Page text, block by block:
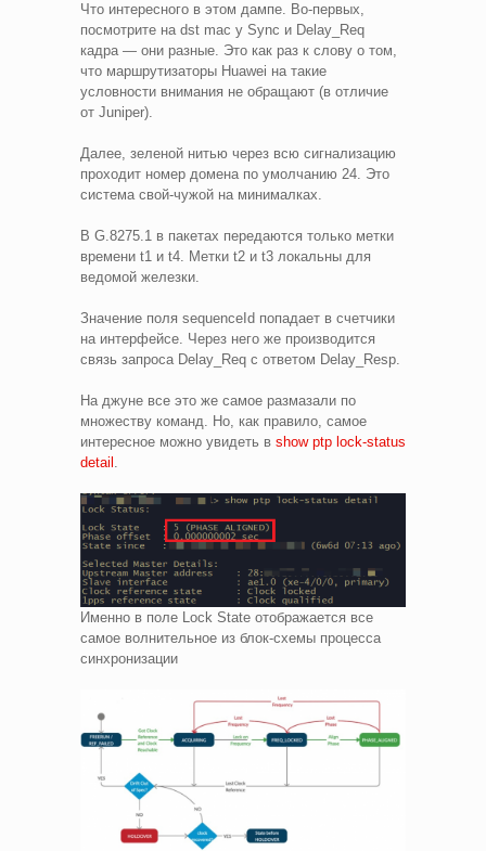
Что интересного в этом дампе. Во-первых,
посмотрите на dst mac у Sync и Delay_Req
кадра — они разные. Это как раз к слову о том,
что маршрутизаторы Huawei на такие
условности внимания не обращают (в отличие
от Juniper).
Далее, зеленой нитью через всю сигнализацию
проходит номер домена по умолчанию 24. Это
система свой-чужой на минималках.
В G.8275.1 в пакетах передаются только метки
времени t1 и t4. Метки t2 и t3 локальны для
ведомой железки.
Значение поля sequenceId попадает в счетчики
на интерфейсе. Через него же производится
связь запроса Delay_Req с ответом Delay_Resp.
На джуне все это же самое размазали по
множеству команд. Но, как правило, самое
интересное можно увидеть в show ptp lock-status
detail .
Именно в поле Lock State отображается все
самое волнительное из блок-схемы процесса
синхронизации